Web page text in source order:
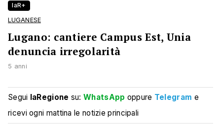
laR+
LUGANESE
Lugano: cantiere Campus Est, Unia
denuncia irregolarità
5 anni
Segui laRegione su:WhatsApp oppure Telegram e
ricevi ogni mattina le notizie principali